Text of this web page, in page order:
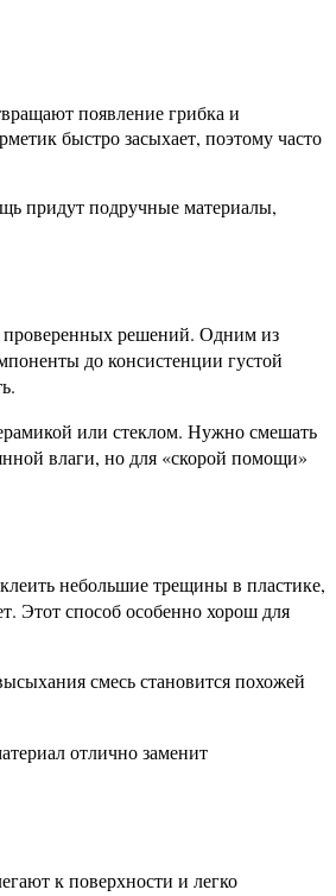
появление грибка и
быстро засыхает, поэтому часто
придут подручные материалы,
проверенных решений. Одним из
до консистенции густой
или стеклом. Нужно смешать
влаги, но для «скорой помощи»
небольшие трещины в пластике,
Этот способ особенно хорош для
смесь становится похожей
отлично заменит
к поверхности и легко